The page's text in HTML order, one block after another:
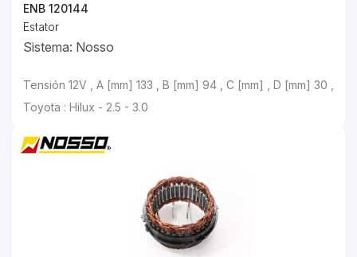
ENB 120144
Estator
Sistema: Nosso
Tensión 12V , A [mm] 133 , B [mm] 94 , C [mm] , D [mm] 30 ,
Toyota : Hilux - 2.5 - 3.0